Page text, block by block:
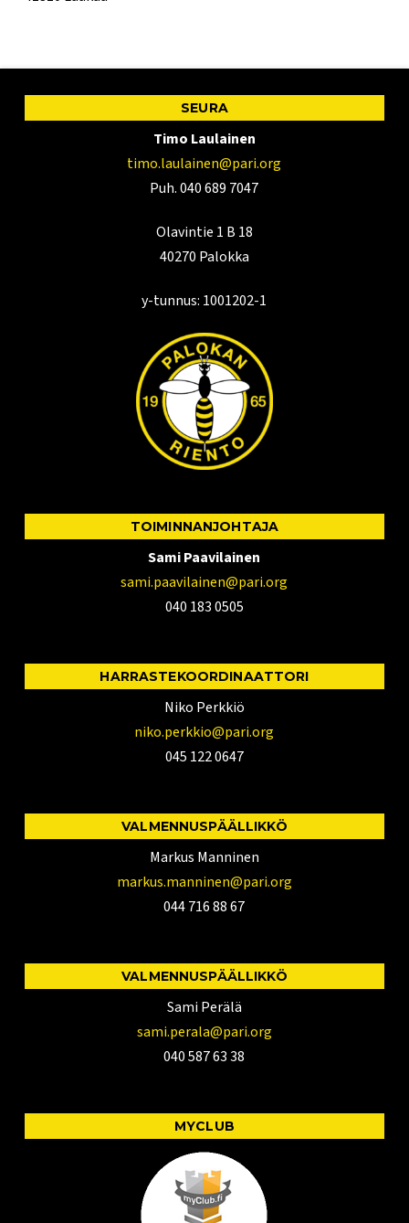
SEURA
Timo Laulainen
timo.laulainen@pari.org
Puh. 040 689 7047
Olavintie 1 B 18
40270 Palokka
y-tunnus: 1001202-1
TOIMINNANJOHTAJA
Sami Paavilainen
sami.paavilainen@pari.org
040 183 0505
HARRASTEKOORDINAATTORI
Niko Perkkiö
niko.perkkio@pari.org
045 122 0647
VALMENNUSPÄÄLLIKKÖ
Markus Manninen
markus.manninen@pari.org
044 716 88 67
VALMENNUSPÄÄLLIKKÖ
Sami Perälä
sami.perala@pari.org
040 587 63 38
MYCLUB